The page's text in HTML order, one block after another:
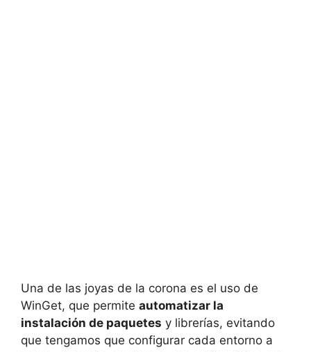
Una de las joyas de la corona es el uso de
WinGet, que permite automatizar la
instalación de paquetes y librerías, evitando
que tengamos que configurar cada entorno a